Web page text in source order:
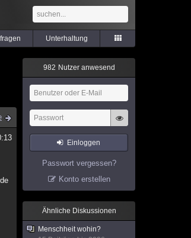
Unterhaltung
982 Nutzer anwesend
Einloggen
Passwort vergessen?
Konto erstellen
Ähnliche Diskussionen
Menschheit wohin?